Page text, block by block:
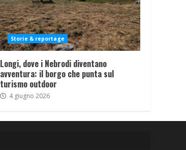
Storie & reportage
Longi, dove i Nebrodi diventano
avventura: il borgo che punta sul
turismo outdoor
4 giugno 2026